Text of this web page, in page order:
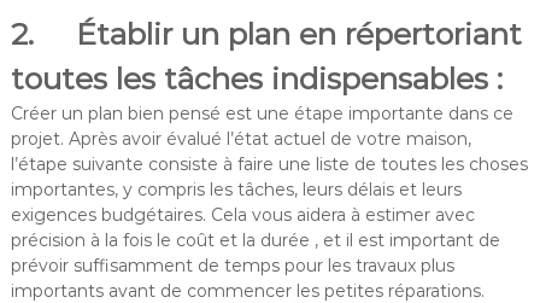
2. Établir un plan en répertoriant
toutes les tâches indispensables :
Créer un plan bien pensé est une étape importante dans ce
projet. Après avoir évalué l’état actuel de votre maison,
l’étape suivante consiste à faire une liste de toutes les choses
importantes, y compris les tâches, leurs délais et leurs
exigences budgétaires. Cela vous aidera à estimer avec
précision à la fois le coût et la durée , et il est important de
prévoir suffisamment de temps pour les travaux plus
importants avant de commencer les petites réparations.